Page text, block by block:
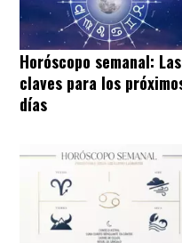
Horóscopo semanal: Las
claves para los
días